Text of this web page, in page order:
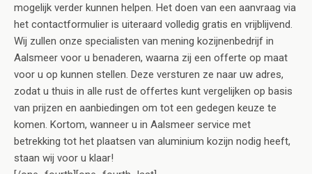
mogelijk verder kunnen helpen. Het doen van een aanvraag via
het contactformulier is uiteraard volledig gratis en vrijblijvend.
Wij zullen onze specialisten van mening kozijnenbedrijf in
Aalsmeer voor u benaderen, waarna zij een offerte op maat
voor u op kunnen stellen. Deze versturen ze naar uw adres,
zodat u thuis in alle rust de offertes kunt vergelijken op basis
van prijzen en aanbiedingen om tot een gedegen keuze te
komen. Kortom, wanneer u in Aalsmeer service met
betrekking tot het plaatsen van aluminium kozijn nodig heeft,
staan wij voor u klaar!